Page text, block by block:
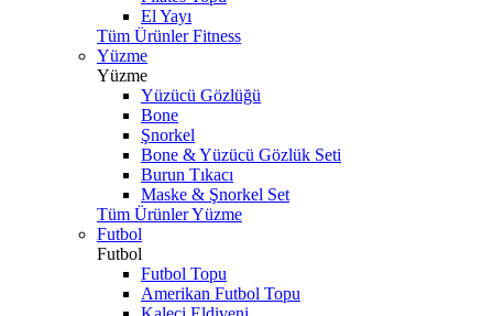
El Yayı
Tüm Ürünler Fitness
Yüzme
Yüzme
Yüzücü Gözlüğü
Bone
Şnorkel
Bone & Yüzücü Gözlük Seti
Burun Tıkacı
Maske & Şnorkel Set
Tüm Ürünler Yüzme
Futbol
Futbol
Futbol Topu
Amerikan Futbol Topu